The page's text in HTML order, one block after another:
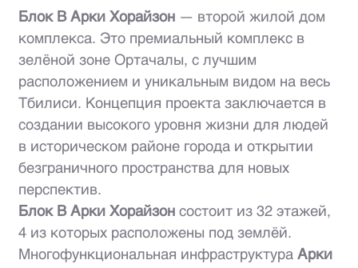
Блок B Арки Хорайзон — второй жилой дом
комплекса. Это премиальный комплекс в
зелёной зоне Ортачалы, с лучшим
расположением и уникальным видом на весь
Тбилиси. Концепция проекта заключается в
создании высокого уровня жизни для людей
в историческом районе города и открытии
безграничного пространства для новых
перспектив.
Блок B Арки Хорайзон состоит из 32 этажей,
4 из которых расположены под землёй.
Многофункциональная инфраструктураАрки